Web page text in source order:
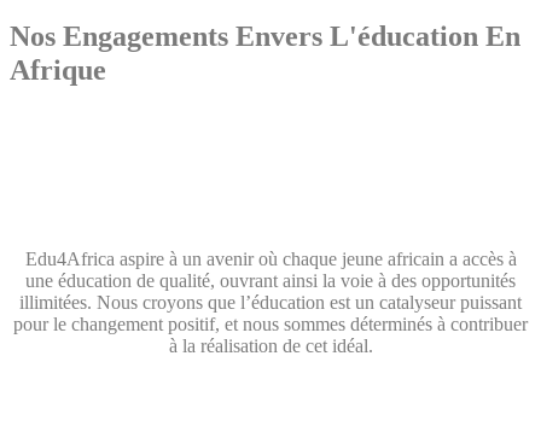
Nos Engagements Envers L'éducation En
Afrique
Edu4Africa aspire à un avenir où chaque jeune africain a accès à
une éducation de qualité, ouvrant ainsi la voie à des opportunités
illimitées. Nous croyons que l’éducation est un catalyseur puissant
pour le changement positif, et nous sommes déterminés à contribuer
à la réalisation de cet idéal.